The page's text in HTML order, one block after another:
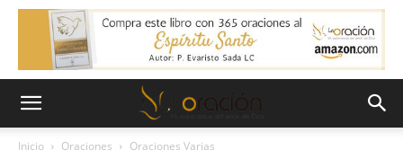
Inicio Oraciones Oraciones Varias